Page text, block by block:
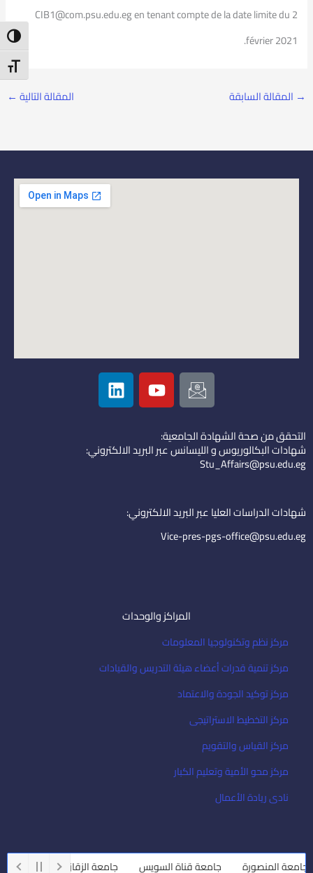
CIB1@com.psu.edu.eg en tenant compte de la date limite du 2
février 2021.
→ المقالة السابقة المقالة التالية ←
I
c
o
n
-
e
i
l
Y
o
u
u
b
L
i
n
e
d
التحقق من صحة الشهادة الجامعية:
شهادات البكالوريوس و الليسانس عبر البريد الالكتروني:
Stu_Affairs@psu.edu.eg
شهادات الدراسات العليا عبر البريد الالكتروني:
Vice-pres-pgs-office@psu.edu.eg
المراكز والوحدات
مركز نظم وتكنولوجيا المعلومات
مركز تنمية قدرات أعضاء هيئة التدريس والقيادات
مركز توكيد الجودة والاعتماد
مركز التخطيط الاستراتيجى
مركز القياس والتقويم
مركز محو الأمية وتعليم الكبار
نادى ريادة الأعمال
المنصورة جامعة قناة السويس جامعة الزقازيق جامعة